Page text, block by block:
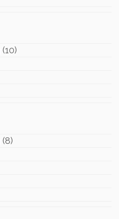
(10)
(8)